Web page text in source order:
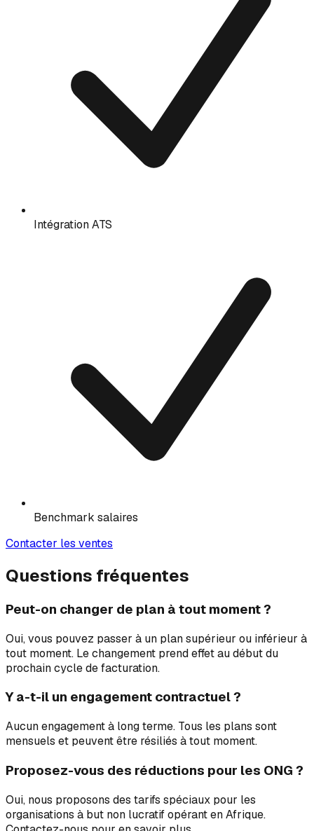
Intégration ATS
Benchmark salaires
Contacter les ventes
Questions fréquentes
Peut-on changer de plan à tout moment ?
Oui, vous pouvez passer à un plan supérieur ou inférieur à
tout moment. Le changement prend effet au début du
prochain cycle de facturation.
Y a-t-il un engagement contractuel ?
Aucun engagement à long terme. Tous les plans sont
mensuels et peuvent être résiliés à tout moment.
Proposez-vous des réductions pour les ONG ?
Oui, nous proposons des tarifs spéciaux pour les
organisations à but non lucratif opérant en Afrique.